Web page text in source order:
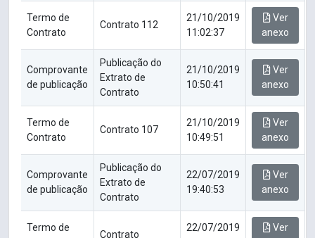
Termo de
Contrato
Contrato 112
21/10/2019
11:02:37
Ver
anexo
Comprovante
de publicação
Publicação do
Extrato de
Contrato
21/10/2019
10:50:41
Ver
anexo
Termo de
Contrato
Contrato 107
21/10/2019
10:49:51
Ver
anexo
Comprovante
de publicação
Publicação do
Extrato de
Contrato
22/07/2019
19:40:53
Ver
anexo
Termo de
Contrato
22/07/2019
Ver